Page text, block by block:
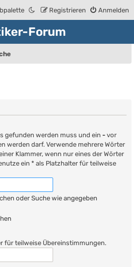
Anmelden
Registrieren
Forum
gefunden werden muss und ein - vor
werden darf. Verwende mehrere Wörter
Klammer, wenn nur eines der Wörter
ein * als Platzhalter für teilweise
oder Suche wie angegeben
für teilweise Übereinstimmungen.